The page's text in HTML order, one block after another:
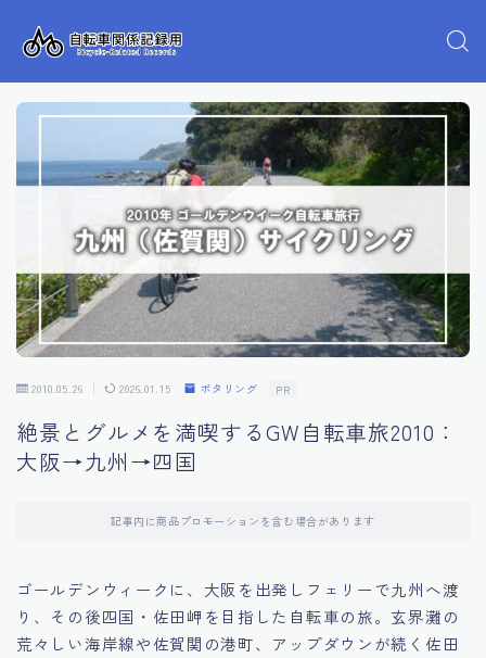
2010.05.26 2026.01.15 ポタリング PR
絶景とグルメを満喫するGW自転車旅2010：
大阪→九州→四国
記事内に商品プロモーションを含む場合があります
ゴールデンウィークに、大阪を出発しフェリーで九州へ渡
り、その後四国・佐田岬を目指した自転車の旅。玄界灘の
荒々しい海岸線や佐賀関の港町、アップダウンが続く佐田